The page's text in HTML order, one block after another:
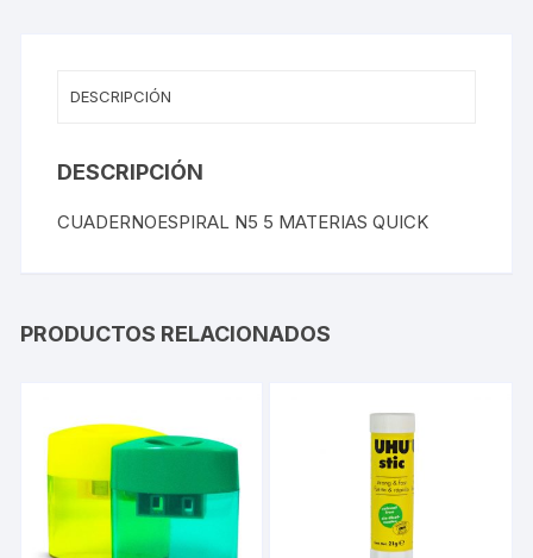
DESCRIPCIÓN
DESCRIPCIÓN
CUADERNOESPIRAL N5 5 MATERIAS QUICK
PRODUCTOS RELACIONADOS